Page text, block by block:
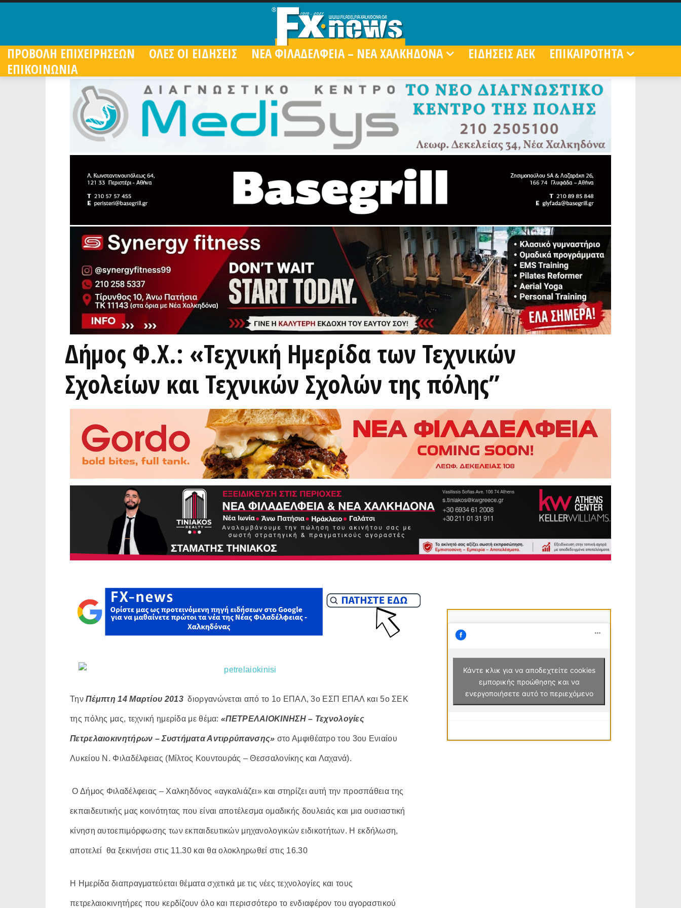
ΠΡΟΒΟΛΗ ΕΠΙΧΕΙΡΗΣΕΩΝ ΟΛΕΣ ΟΙ ΕΙΔΗΣΕΙΣ ΝΕΑ ΦΙΛΑΔΕΛΦΕΙΑ – ΝΕΑ ΧΑΛΚΗΔΟΝΑ ΕΙΔΗΣΕΙΣ ΑΕΚ
ΕΠΙΚΑΙΡΟΤΗΤΑ
ΕΠΙΚΟΙΝΩΝΙΑ
Δήμος Φ.Χ.: «Τεχνική Ημερίδα των Τεχνικών
Σχολείων και Τεχνικών Σχολών της πόλης”
ΤηνΠέμπτη 14 Μαρτίου 2013 διοργανώνεται από το 1ο ΕΠΑΛ, 3ο ΕΣΠ ΕΠΑΛ και 5ο ΣΕΚ
της πόλης μας, τεχνική ημερίδα με θέμα: «ΠΕΤΡΕΛΑΙΟΚΙΝΗΣΗ – Τεχνολογίες
Πετρελαιοκινητήρων – Συστήματα Αντιρρύπανσης» στο Αμφιθέατρο του 3oυ Ενιαίου
Λυκείου Ν. Φιλαδέλφειας (Μίλτος Κουντουράς – Θεσσαλονίκης και Λαχανά).
Ο Δήμος Φιλαδέλφειας – Χαλκηδόνος «αγκαλιάζει» και στηρίζει αυτή την προσπάθεια της
εκπαιδευτικής μας κοινότητας που είναι αποτέλεσμα ομαδικής δουλειάς και μια ουσιαστική
κίνηση αυτοεπιμόρφωσης των εκπαιδευτικών μηχανολογικών ειδικοτήτων. Η εκδήλωση,
αποτελεί θα ξεκινήσει στις 11.30 και θα ολοκληρωθεί στις 16.30
Η Ημερίδα διαπραγματεύεται θέματα σχετικά με τις νέες τεχνολογίες και τους
πετρελαιοκινητήρες που κερδίζουν όλο και περισσότερο το ενδιαφέρον του αγοραστικού
Κάντε κλικ για να αποδεχτείτε cookies
εμπορικής προώθησης και να
ενεργοποιήσετε αυτό το περιεχόμενο